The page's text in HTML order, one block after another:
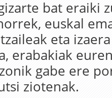
bat eraiki
euskal
eta
erabakiak
gabe ere
ziotenak.